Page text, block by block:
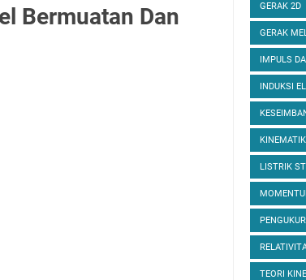
Bermuatan Dan
GERAK 2D
GERAK
IMPULS
INDUKSI
LISTRIK
TEORI